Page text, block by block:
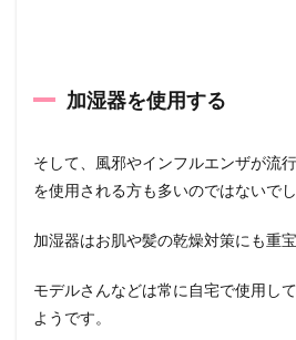
加湿器を使用する
そして、風邪やインフルエンザが流
を使用される方も多いのではないで
加湿器はお肌や髪の乾燥対策にも重宝
モデルさんなどは常に自宅で使用し
ようです。